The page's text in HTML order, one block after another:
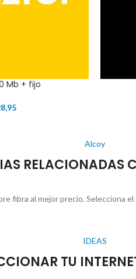
Mb + fijo
Alcoy
RELACIONADAS
fibra al mejor precio. Selecciona
IDEAS
TU